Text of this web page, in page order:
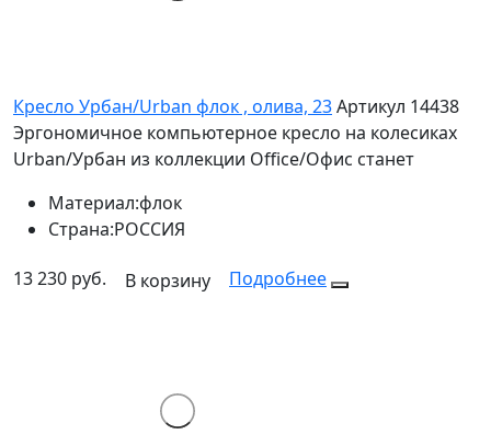
Кресло Урбан/Urban флок , олива, 23Артикул 14438
Эргономичное компьютерное кресло на колесиках
Urban/Урбан из коллекции Office/Офис станет
Материал:флок
Страна:РОССИЯ
13 230 руб. В корзину Подробнее